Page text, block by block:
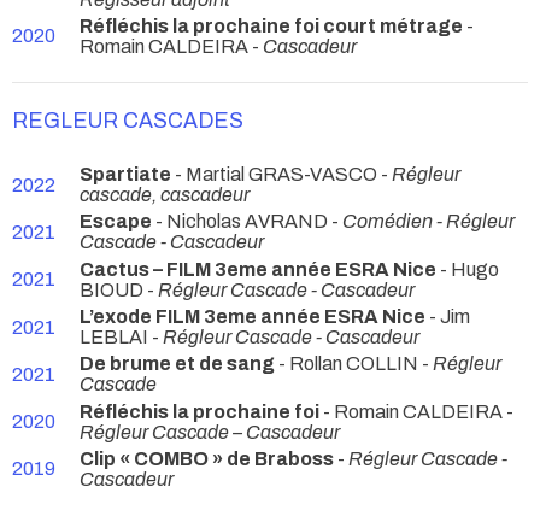
2020
Réfléchis la prochaine foi court métrage -
Romain CALDEIRA - Cascadeur
REGLEUR CASCADES
2022 Spartiate - Martial GRAS-VASCO - Régleur
cascade, cascadeur
2021
Escape - Nicholas AVRAND - Comédien - Régleur
Cascade - Cascadeur
2021
Cactus – FILM 3eme année ESRA Nice - Hugo
BIOUD - Régleur Cascade - Cascadeur
2021
L’exode FILM 3eme année ESRA Nice - Jim
LEBLAI - Régleur Cascade - Cascadeur
2021
De brume et de sang - Rollan COLLIN - Régleur
Cascade
2020
Réfléchis la prochaine foi - Romain CALDEIRA -
Régleur Cascade – Cascadeur
2019
Clip « COMBO » de Braboss - Régleur Cascade -
Cascadeur